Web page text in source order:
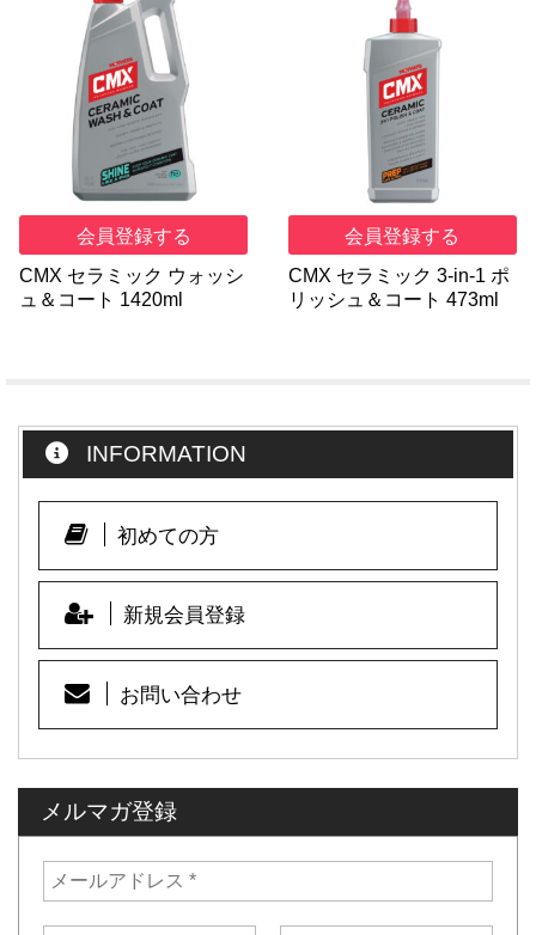
会員登録する
CMX セラミック ウォッシ
ュ＆コート 1420ml
会員登録する
CMX セラミック 3-in-1 ポ
リッシュ＆コート 473ml
INFORMATION
初めての方
新規会員登録
お問い合わせ
メルマガ登録